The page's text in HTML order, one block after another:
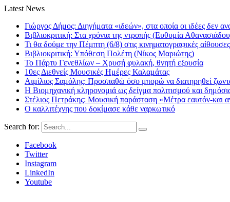
Latest News
Γιώργος Δήμος: Διηγήματα «ιδεών», στα οποία οι ιδέες δεν
Βιβλιοκριτική: Στα χρόνια της ντροπής (Ευθυμία
Τι θα δούμε την Πέμπτη (6/8) στις κινηματογραφικές αίθουσες
Βιβλιοκριτική: Υπόθεση Πολέτη (Νίκος Μαριώτης)
Το Πάρτυ Γενεθλίων – Χρυσή φυλακή, θνητή εξουσία
10ες Διεθνείς Μουσικές Ημέρες Καλαμάτας
Αιμίλιος Σαμόλης: Προσπαθώ όσο μπορώ να διατηρηθεί
Η Βιομηχανική κληρονομιά ως δείγμα πολιτισμού και
Στέλιος Πετράκης: Μουσική παράσταση «Μέτρα εαυτόν-και
Ο καλλιτέχνης που δοκίμασε κάθε ναρκωτικό
Search for:
Facebook
Twitter
Instagram
LinkedIn
Youtube